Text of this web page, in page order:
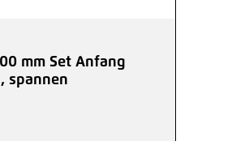
mm Set Anfang
spannen